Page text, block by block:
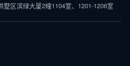
区滨绿大厦2幢1104室、1201-1206室